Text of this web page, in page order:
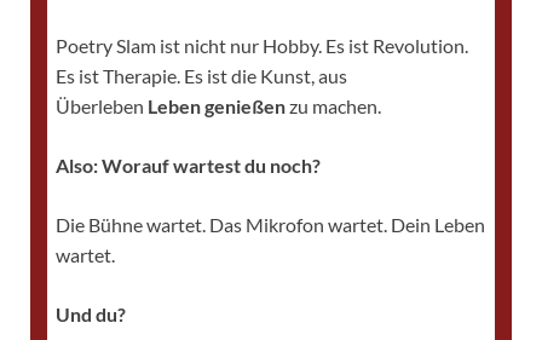
Poetry Slam ist nicht nur Hobby. Es ist Revolution.
Es ist Therapie. Es ist die Kunst, aus
Überleben Leben genießenzu machen.
Also: Worauf wartest du noch?
Die Bühne wartet. Das Mikrofon wartet. Dein Leben
wartet.
Und du?